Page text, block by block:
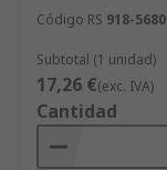
Código RS 918-5680
Subtotal (1 unidad)
17,26 €(exc. IVA)
Cantidad